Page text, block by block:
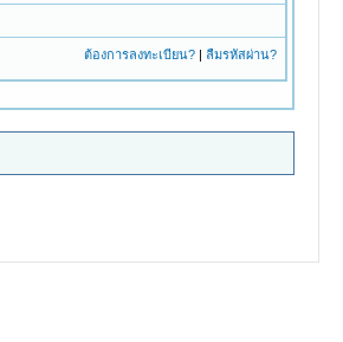
ต้องการลงทะเบียน?| ลืมรหัสผ่าน?